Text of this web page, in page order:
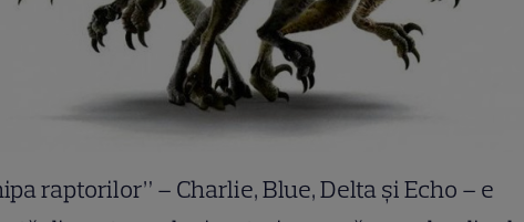
raptorilor” – Charlie, Blue, Delta și Echo – e